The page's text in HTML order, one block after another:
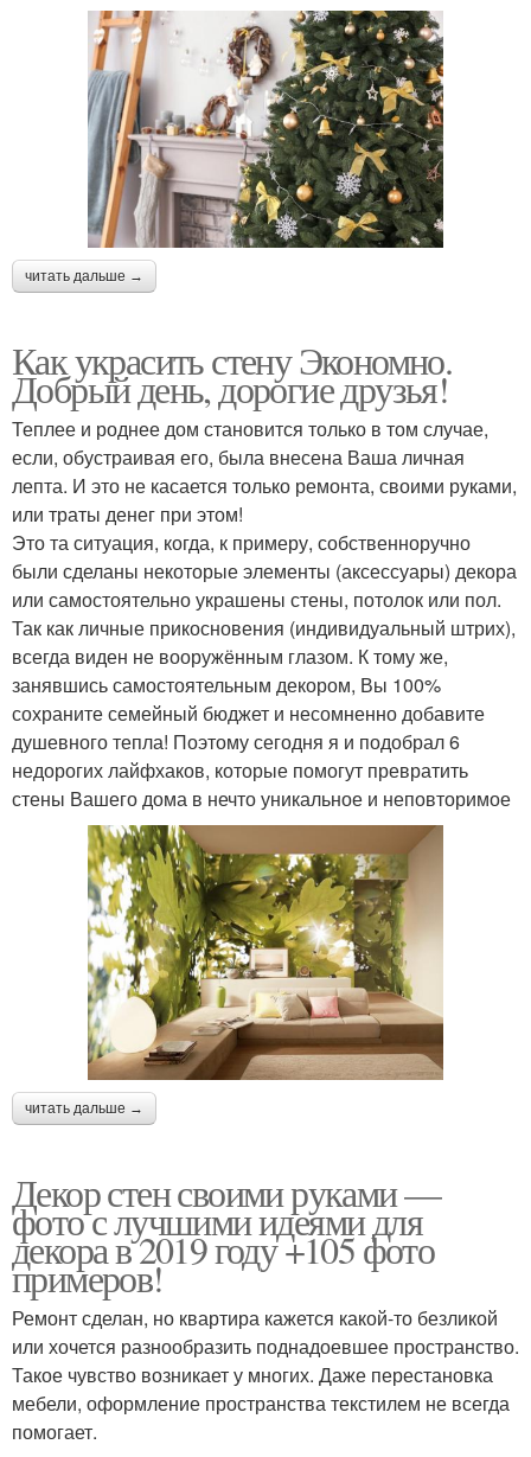
читать дальше →
Как украсить стену Экономно.
Добрый день, дорогие друзья!
Теплее и роднее дом становится только в том случае,
если, обустраивая его, была внесена Ваша личная
лепта. И это не касается только ремонта, своими руками,
или траты денег при этом!
Это та ситуация, когда, к примеру, собственноручно
были сделаны некоторые элементы (аксессуары) декора
или самостоятельно украшены стены, потолок или пол.
Так как личные прикосновения (индивидуальный штрих),
всегда виден не вооружённым глазом. К тому же,
занявшись самостоятельным декором, Вы 100%
сохраните семейный бюджет и несомненно добавите
душевного тепла! Поэтому сегодня я и подобрал 6
недорогих лайфхаков, которые помогут превратить
стены Вашего дома в нечто уникальное и неповторимое
читать дальше →
Декор стен своими руками —
фото с лучшими идеями для
декора в 2019 году +105 фото
примеров!
Ремонт сделан, но квартира кажется какой-то безликой
или хочется разнообразить поднадоевшее пространство.
Такое чувство возникает у многих. Даже перестановка
мебели, оформление пространства текстилем не всегда
помогает.